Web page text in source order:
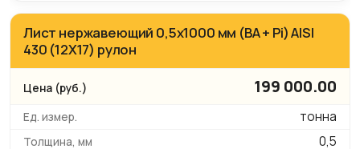
Лист нержавеющий 0,5х1000 мм (BA + Pi) AISI
430 (12Х17) рулон
199 000.00
тонна
0,5